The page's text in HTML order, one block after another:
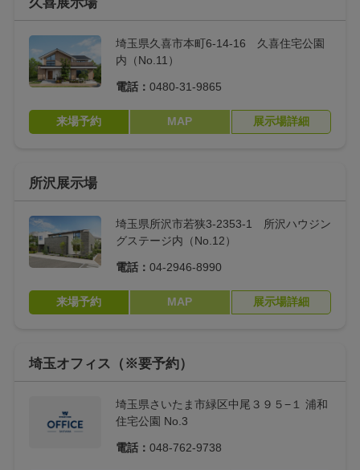
埼玉県久喜市本町6-14-16 久喜住宅公園
内（No.11）
電話： 0480-31-9865
来場予約 MAP 展示場詳細
所沢展示場
埼玉県所沢市若狭3-2353-1 所沢ハウジン
グステージ内（No.12）
電話： 04-2946-8990
来場予約 MAP 展示場詳細
埼玉オフィス（※要予約）
埼玉県さいたま市緑区中尾３９５−１ 浦和
住宅公園 No.3
電話： 048-762-9738